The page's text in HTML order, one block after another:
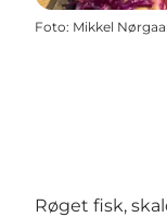
Foto: Mikkel
Røget fisk,